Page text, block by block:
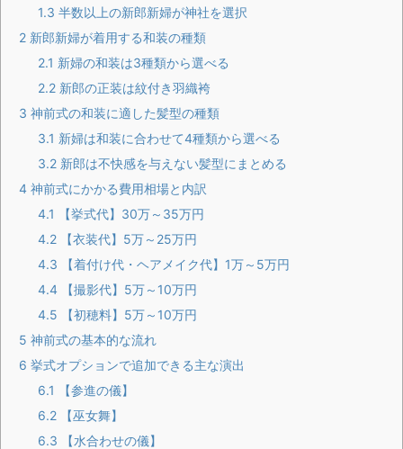
1.3 半数以上の新郎新婦が神社を選択
2 新郎新婦が着用する和装の種類
2.1 新婦の和装は3種類から選べる
2.2 新郎の正装は紋付き羽織袴
3 神前式の和装に適した髪型の種類
3.1 新婦は和装に合わせて4種類から選べる
3.2 新郎は不快感を与えない髪型にまとめる
4 神前式にかかる費用相場と内訳
4.1
【挙式代】30万～35万円
4.2 【衣装代】5万～25万円
4.3 【着付け代・ヘアメイク代】1万～5万円
4.4 【撮影代】5万～10万円
4.5 【初穂料】5万～10万円
5 神前式の基本的な流れ
6 挙式オプションで追加できる主な演出
6.1
【参進の儀】
6.2 【巫女舞】
6.3 【水合わせの儀】